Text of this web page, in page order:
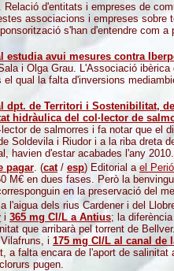
. Relació d'entitats i empreses de
associacions i empreses
s'han d'entendre com
estudia avui mesures contra
i Olga Grau. L'Associació
el qual la falta d'inversions
dpt. de Territori i Sostenibilitat,
hidràulica del col·lector de
de salmorres i fa notar que
Soldevila i Riudor i a la riba dreta
havien d'estar acabades l'any 2010.
pagar. (cat/ esp) Editorial a el
M€ en dues fases. Però la
en la preservació del
l'aigua dels rius Cardener i del
i 365 mg Cl/L a Antius; la
que arribarà pel torrent de
i 175 mg Cl/L al canal de
a falta encara de l'aport de
pugen.